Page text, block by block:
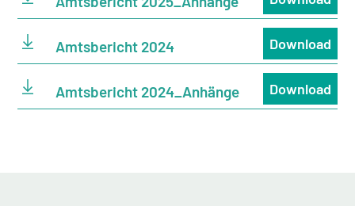
Amtsbericht 2024 Download
Amtsbericht 2024_Anhänge Download